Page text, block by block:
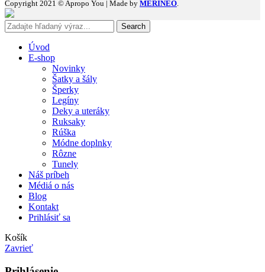
Copyright 2021 © Apropo You | Made by MERINEO
Search
Úvod
E-shop
Novinky
Šatky a šály
Šperky
Legíny
Deky a uteráky
Ruksaky
Rúška
Módne doplnky
Rôzne
Tunely
Náš príbeh
Médiá o nás
Blog
Kontakt
Prihlásiť sa
Košík
Zavrieť